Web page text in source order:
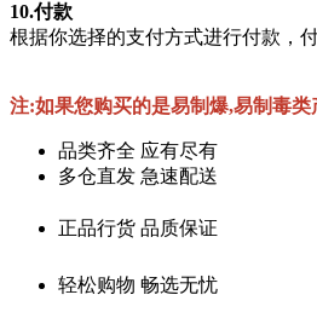
10.付款
根据你选择的支付方式进行付款，
注:如果您购买的是易制爆,易制毒
品类齐全 应有尽有
多仓直发 急速配送
正品行货 品质保证
轻松购物 畅选无忧